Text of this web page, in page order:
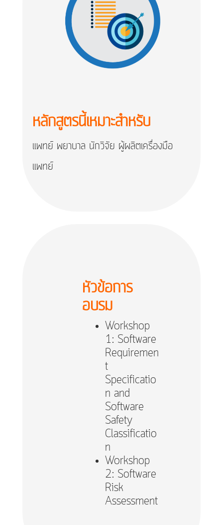
หลักสูตรนี้เหมาะสำหรับ
แพทย์ พยาบาล นักวิจัย ผู้ผลิตเครื่องมือ
แพทย์
หัวข้อ​การ
อบรม
Workshop
1: Software
Requiremen
t
Specificatio
n and
Software
Safety
Classificatio
n
Workshop
2: Software
Risk
Assessment